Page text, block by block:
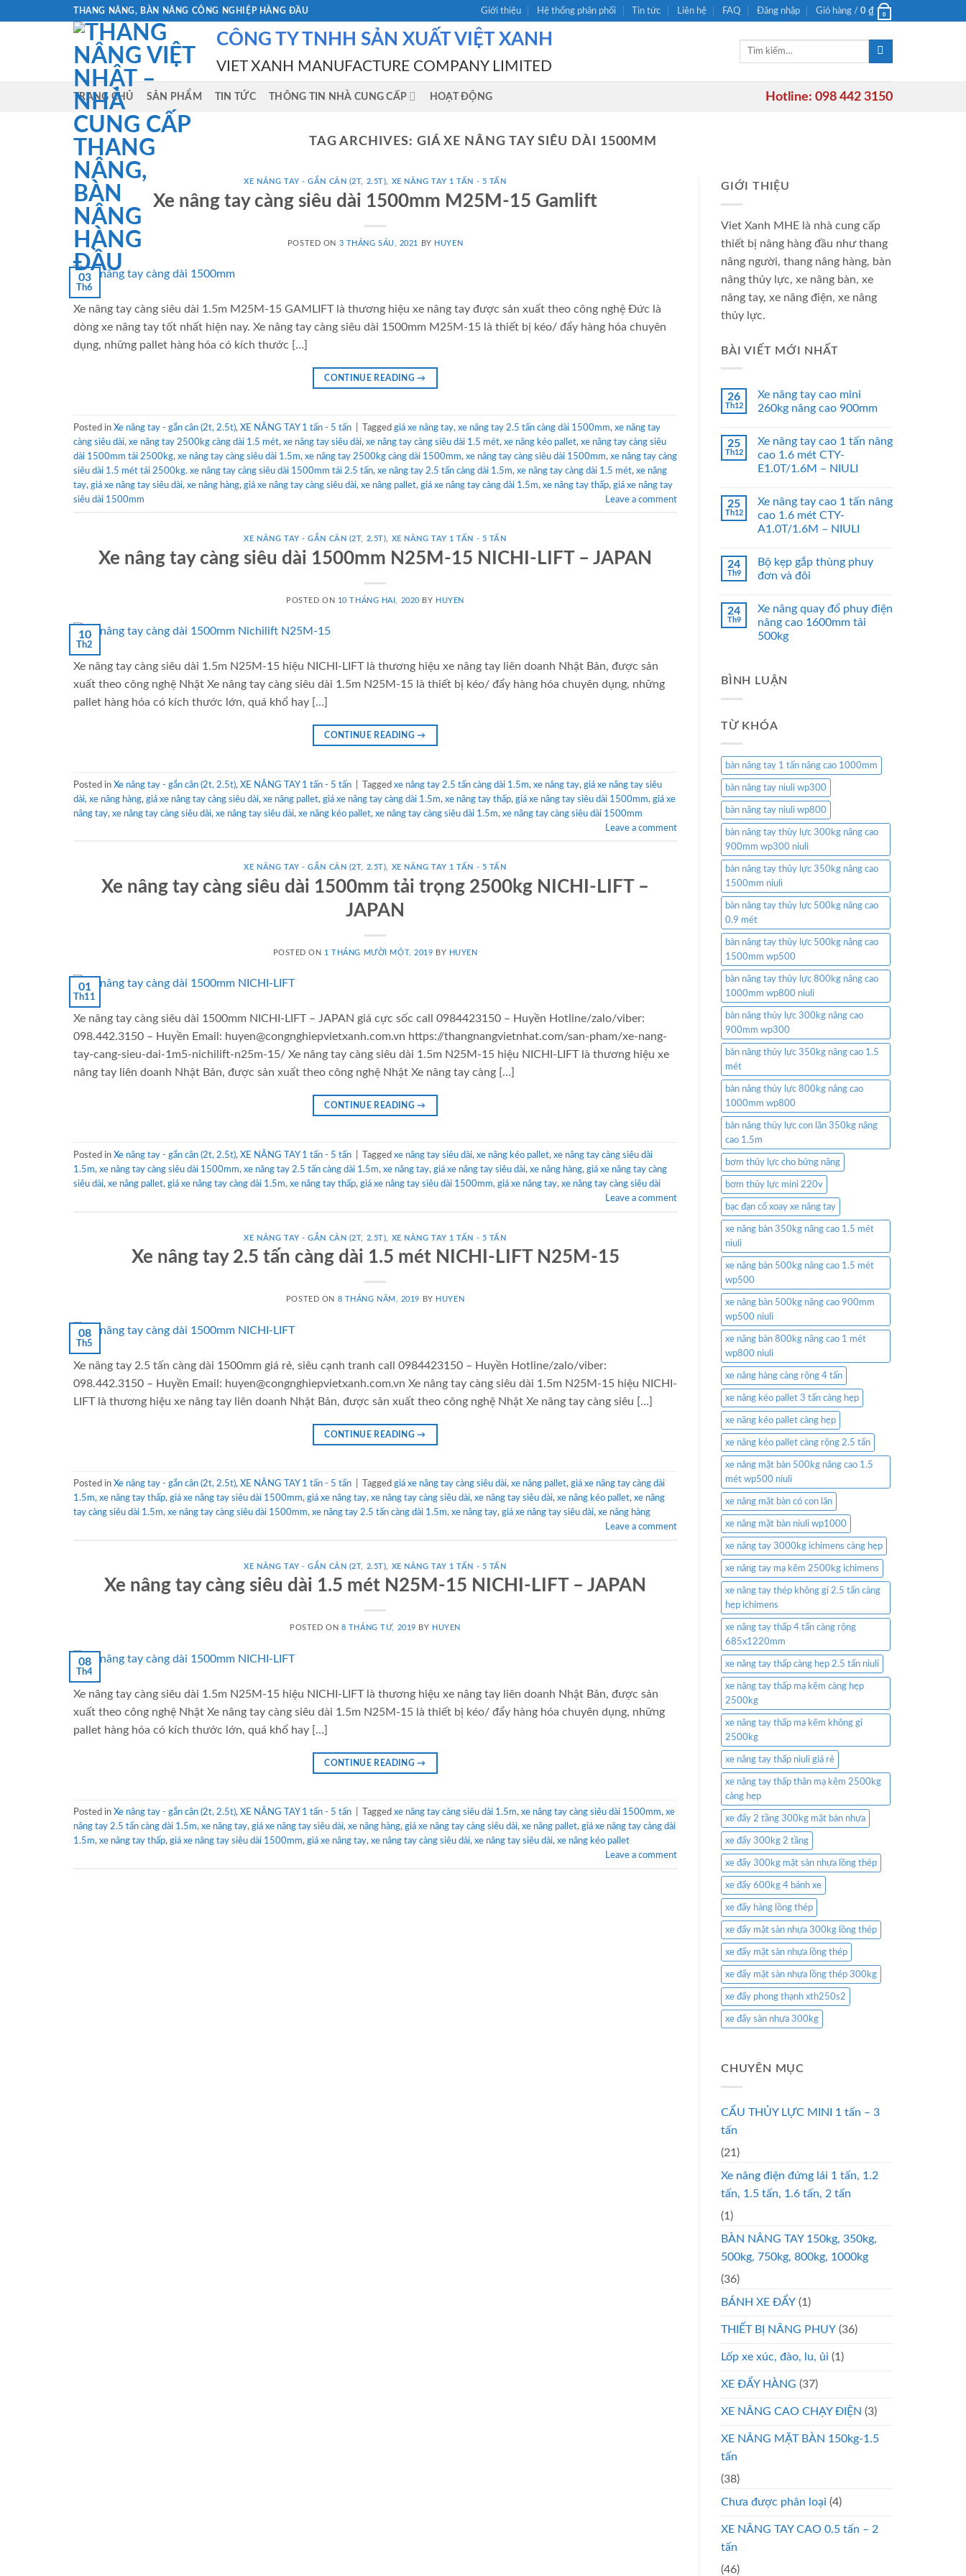
THANG NÂNG, BÀN NÂNG CÔNG NGHIỆP HÀNG ĐẦU Giới thiệu Hệ thống phân phối Tin tức Liên hệ FAQ Đăng nhập Giỏ hàng / 0 ₫ 0
CÔNG TY TNHH SẢN XUẤT VIỆT XANH
VIET XANH MANUFACTURE COMPANY LIMITED
Tìm
TRANG CHỦ SẢN PHẨM TIN TỨC THÔNG TIN NHÀ CUNG CẤP HOẠT ĐỘNG Hotline: 098 442 3150
TAG ARCHIVES: GIÁ XE NÂNG TAY SIÊU DÀI 1500MM
XE NÂNG TAY - GẮN CÂN (2T, 2.5T) XE NÂNG TAY 1 TẤN - 5 TẤN
Xe nâng tay càng siêu dài 1500mm M25M-15 Gamlift
POSTED ON 3 THÁNG SÁU, 2021 BY HUYEN
03
Th6
Xe nâng tay càng siêu dài 1.5m M25M-15 GAMLIFT là thương hiệu xe nâng tay được sản xuất theo công nghệ Đức là
dòng xe nâng tay tốt nhất hiện nay. Xe nâng tay càng siêu dài 1500mm M25M-15 là thiết bị kéo/ đẩy hàng hóa chuyên
dụng, những pallet hàng hóa có kích thước […]
CONTINUE READING→
Posted in Xe nâng tay - gắn cân (2t, 2.5t), XE NÂNG TAY 1 tấn - 5 tấn Tagged giá xe nâng tay, xe nâng tay 2.5 tấn càng dài 1500mm, xe nâng tay
càng siêu dài, xe nâng tay 2500kg càng dài 1.5 mét, xe nâng tay siêu dài, xe nâng tay càng siêu dài 1.5 mét, xe nâng kéo pallet, xe nâng tay càng siêu
dài 1500mm tải 2500kg, xe nâng tay càng siêu dài 1.5m, xe nâng tay 2500kg càng dài 1500mm, xe nâng tay càng siêu dài 1500mm, xe nâng tay càng
siêu dài 1.5 mét tải 2500kg. xe nâng tay càng siêu dài 1500mm tải 2.5 tấn, xe nâng tay 2.5 tấn càng dài 1.5m, xe nâng tay càng dài 1.5 mét, xe nâng
tay, giá xe nâng tay siêu dài, xe nâng hàng, giá xe nâng tay càng siêu dài, xe nâng pallet, giá xe nâng tay càng dài 1.5m, xe nâng tay thấp, giá xe nâng tay
siêu dài 1500mm
Leave a comment
XE NÂNG TAY - GẮN CÂN (2T, 2.5T), XE NÂNG TAY 1 TẤN - 5 TẤN
Xe nâng tay càng siêu dài 1500mm N25M-15 NICHI-LIFT – JAPAN
POSTED ON 10 THÁNG HAI, 2020 BY HUYEN
10
Th2
Xe nâng tay càng siêu dài 1.5m N25M-15 hiệu NICHI-LIFT là thương hiệu xe nâng tay liên doanh Nhật Bản, được sản
xuất theo công nghệ Nhật Xe nâng tay càng siêu dài 1.5m N25M-15 là thiết bị kéo/ đẩy hàng hóa chuyên dụng, những
pallet hàng hóa có kích thước lớn, quá khổ hay […]
CONTINUE READING→
Posted in Xe nâng tay - gắn cân (2t, 2.5t), XE NÂNG TAY 1 tấn - 5 tấn Tagged xe nâng tay 2.5 tấn càng dài 1.5m, xe nâng tay, giá xe nâng tay siêu
dài, xe nâng hàng, giá xe nâng tay càng siêu dài, xe nâng pallet, giá xe nâng tay càng dài 1.5m, xe nâng tay thấp, giá xe nâng tay siêu dài 1500mm, giá xe
nâng tay, xe nâng tay càng siêu dài, xe nâng tay siêu dài, xe nâng kéo pallet, xe nâng tay càng siêu dài 1.5m, xe nâng tay càng siêu dài 1500mm
Leave a comment
XE NÂNG TAY - GẮN CÂN (2T, 2.5T), XE NÂNG TAY 1 TẤN - 5 TẤN
Xe nâng tay càng siêu dài 1500mm tải trọng 2500kg NICHI-LIFT –
JAPAN
POSTED ON 1 THÁNG MƯỜI MỘT, 2019 BY HUYEN
01
Th11
Xe nâng tay càng siêu dài 1500mm NICHI-LIFT – JAPAN giá cực sốc call 0984423150 – Huyền Hotline/zalo/viber:
098.442.3150 – Huyền Email: huyen@congnghiepvietxanh.com.vn https://thangnangvietnhat.com/san-pham/xe-nang-
tay-cang-sieu-dai-1m5-nichilift-n25m-15/ Xe nâng tay càng siêu dài 1.5m N25M-15 hiệu NICHI-LIFT là thương hiệu xe
nâng tay liên doanh Nhật Bản, được sản xuất theo công nghệ Nhật Xe nâng tay càng […]
CONTINUE READING→
Posted in Xe nâng tay - gắn cân (2t, 2.5t), XE NÂNG TAY 1 tấn - 5 tấn Tagged xe nâng tay siêu dài, xe nâng kéo pallet, xe nâng tay càng siêu dài
1.5m, xe nâng tay càng siêu dài 1500mm, xe nâng tay 2.5 tấn càng dài 1.5m, xe nâng tay, giá xe nâng tay siêu dài, xe nâng hàng, giá xe nâng tay càng
siêu dài, xe nâng pallet, giá xe nâng tay càng dài 1.5m, xe nâng tay thấp, giá xe nâng tay siêu dài 1500mm, giá xe nâng tay, xe nâng tay càng siêu dài
Leave a comment
XE NÂNG TAY - GẮN CÂN (2T, 2.5T) XE NÂNG TAY 1 TẤN - 5 TẤN
Xe nâng tay 2.5 tấn càng dài 1.5 mét NICHI-LIFT N25M-15
POSTED ON 8 THÁNG NĂM, 2019 BY HUYEN
08
Th5
Xe nâng tay 2.5 tấn càng dài 1500mm giá rẻ, siêu cạnh tranh call 0984423150 – Huyền Hotline/zalo/viber:
098.442.3150 – Huyền Email: huyen@congnghiepvietxanh.com.vn Xe nâng tay càng siêu dài 1.5m N25M-15 hiệu NICHI-
LIFT là thương hiệu xe nâng tay liên doanh Nhật Bản, được sản xuất theo công nghệ Nhật Xe nâng tay càng siêu […]
CONTINUE READING→
Posted in Xe nâng tay - gắn cân (2t, 2.5t), XE NÂNG TAY 1 tấn - 5 tấn Tagged giá xe nâng tay càng siêu dài, xe nâng pallet, giá xe nâng tay càng dài
1.5m, xe nâng tay thấp, giá xe nâng tay siêu dài 1500mm, giá xe nâng tay, xe nâng tay càng siêu dài, xe nâng tay siêu dài, xe nâng kéo pallet, xe nâng
tay càng siêu dài 1.5m, xe nâng tay càng siêu dài 1500mm, xe nâng tay 2.5 tấn càng dài 1.5m, xe nâng tay, giá xe nâng tay siêu dài, xe nâng hàng
Leave a comment
XE NÂNG TAY - GẮN CÂN (2T, 2.5T) XE NÂNG TAY 1 TẤN - 5 TẤN
Xe nâng tay càng siêu dài 1.5 mét N25M-15 NICHI-LIFT – JAPAN
POSTED ON 8 THÁNG TƯ, 2019 BY HUYEN
08
Th4
Xe nâng tay càng siêu dài 1.5m N25M-15 hiệu NICHI-LIFT là thương hiệu xe nâng tay liên doanh Nhật Bản, được sản
xuất theo công nghệ Nhật Xe nâng tay càng siêu dài 1.5m N25M-15 là thiết bị kéo/ đẩy hàng hóa chuyên dụng, những
pallet hàng hóa có kích thước lớn, quá khổ hay […]
CONTINUE READING→
Posted in Xe nâng tay - gắn cân (2t, 2.5t), XE NÂNG TAY 1 tấn - 5 tấn Tagged xe nâng tay càng siêu dài 1.5m, xe nâng tay càng siêu dài 1500mm, xe
nâng tay 2.5 tấn càng dài 1.5m, xe nâng tay, giá xe nâng tay siêu dài, xe nâng hàng, giá xe nâng tay càng siêu dài, xe nâng pallet, giá xe nâng tay càng dài
1.5m, xe nâng tay thấp, giá xe nâng tay siêu dài 1500mm, giá xe nâng tay, xe nâng tay càng siêu dài, xe nâng tay siêu dài, xe nâng kéo pallet
Leave a comment
GIỚI THIỆU
Viet Xanh MHE là nhà cung cấp
thiết bị nâng hàng đầu như thang
nâng người, thang nâng hàng, bàn
nâng thủy lực, xe nâng bàn, xe
nâng tay, xe nâng điện, xe nâng
thủy lực.
BÀI VIẾT MỚI NHẤT
26
Th12
Xe nâng tay cao mini
260kg nâng cao 900mm
25
Th12
Xe nâng tay cao 1 tấn nâng
cao 1.6 mét CTY-
E1.0T/1.6M – NIULI
25
Th12
Xe nâng tay cao 1 tấn nâng
cao 1.6 mét CTY-
A1.0T/1.6M – NIULI
24
Th9
Bộ kẹp gắp thùng phuy
đơn và đôi
24
Th9
Xe nâng quay đổ phuy điện
nâng cao 1600mm tải
500kg
BÌNH LUẬN
TỪ KHÓA
bàn nâng tay 1 tấn nâng cao 1000mm
bàn nâng tay niuli wp300
bàn nâng tay niuli wp800
bàn nâng tay thủy lực 300kg nâng cao
900mm wp300 niuli
bàn nâng tay thủy lực 350kg nâng cao
1500mm niuli
bàn nâng tay thủy lực 500kg nâng cao
0.9 mét
bàn nâng tay thủy lực 500kg nâng cao
1500mm wp500
bàn nâng tay thủy lực 800kg nâng cao
1000mm wp800 niuli
bàn nâng thủy lực 300kg nâng cao
900mm wp300
bàn nâng thủy lực 350kg nâng cao 1.5
mét
bàn nâng thủy lực 800kg nâng cao
1000mm wp800
bàn nâng thủy lực con lăn 350kg nâng
cao 1.5m
bơm thủy lực cho bửng nâng
bơm thủy lực mini 220v
bạc đạn cổ xoay xe nâng tay
xe nâng bàn 350kg nâng cao 1.5 mét
niuli
xe nâng bàn 500kg nâng cao 1.5 mét
wp500
xe nâng bàn 500kg nâng cao 900mm
wp500 niuli
xe nâng bàn 800kg nâng cao 1 mét
wp800 niuli
xe nâng hàng càng rộng 4 tấn
xe nâng kéo pallet 3 tấn càng hẹp
xe nâng kéo pallet càng hẹp
xe nâng kéo pallet càng rộng 2.5 tấn
xe nâng mặt bàn 500kg nâng cao 1.5
mét wp500 niuli
xe nâng mặt bàn có con lăn
xe nâng mặt bàn niuli wp1000
xe nâng tay 3000kg ichimens càng hẹp
xe nâng tay mạ kẽm 2500kg ichimens
xe nâng tay thép không gỉ 2.5 tấn càng
hẹp ichimens
xe nâng tay thấp 4 tấn càng rộng
685x1220mm
xe nâng tay thấp càng hẹp 2.5 tấn niuli
xe nâng tay thấp mạ kẽm càng hẹp
2500kg
xe nâng tay thấp mạ kẽm không gỉ
2500kg
xe nâng tay thấp niuli giá rẻ
xe nâng tay thấp thân mạ kẽm 2500kg
càng hẹp
xe đẩy 2 tầng 300kg mặt bàn nhựa
xe đẩy 300kg 2 tầng
xe đẩy 300kg mặt sàn nhựa lồng thép
xe đẩy 600kg 4 bánh xe
xe đẩy hàng lồng thép
xe đẩy mặt sàn nhựa 300kg lồng thép
xe đẩy mặt sàn nhựa lồng thép
xe đẩy mặt sàn nhựa lồng thép 300kg
xe đẩy phong thạnh xth250s2
xe đẩy sàn nhựa 300kg
CHUYÊN MỤC
CẨU THỦY LỰC MINI 1 tấn – 3
tấn
(21)
Xe nâng điện đứng lái 1 tấn, 1.2
tấn, 1.5 tấn, 1.6 tấn, 2 tấn
(1)
BÀN NÂNG TAY 150kg, 350kg,
500kg, 750kg, 800kg, 1000kg
(36)
BÁNH XE ĐẨY (1)
THIẾT BỊ NÂNG PHUY (36)
Lốp xe xúc, đào, lu, ủi (1)
XE ĐẨY HÀNG (37)
XE NÂNG CAO CHẠY ĐIỆN (3)
XE NÂNG MẶT BÀN 150kg-1.5
tấn
(38)
Chưa được phân loại (4)
XE NÂNG TAY CAO 0.5 tấn – 2
tấn
(46)